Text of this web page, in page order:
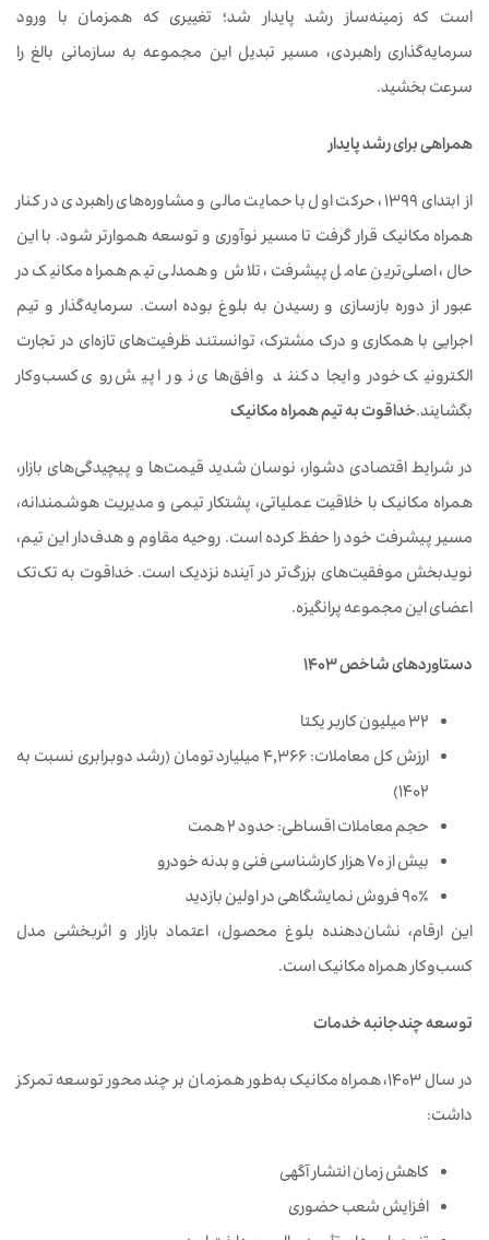
است که زمینه‌ساز رشد پایدار شد؛ تغییری که همزمان با ورود
سرمایه‌گذاری راهبردی، مسیر تبدیل این مجموعه به سازمانی بالغ را
سرعت بخشید.
همراهی برای رشد پایدار
از ابتدای ۱۳۹۹، حرکت اول با حمایت مالی و مشاوره‌های راهبردی در کنار
همراه مکانیک قرار گرفت تا مسیر نوآوری و توسعه هموارتر شود. با این
حال، اصلی‌ترین عامل پیشرفت، تلاش و همدلی تیم همراه مکانیک در
عبور از دوره بازسازی و رسیدن به بلوغ بوده است. سرمایه‌گذار و تیم
اجرایی با همکاری و درک مشترک، توانستند ظرفیت‌های تازه‌ای در تجارت
الکترونیک خودرو ایجاد کنند و افق‌های نو را پیش روی کسب‌وکار
بگشایند.خداقوت به تیم همراه مکانیک
در شرایط اقتصادی دشوار، نوسان شدید قیمت‌ها و پیچیدگی‌های بازار،
همراه مکانیک با خلاقیت عملیاتی، پشتکار تیمی و مدیریت هوشمندانه،
مسیر پیشرفت خود را حفظ کرده است. روحیه مقاوم و هدف‌دار این تیم،
نویدبخش موفقیت‌های بزرگ‌تر در آینده نزدیک است. خداقوت به تک‌تک
اعضای این مجموعه پرانگیزه.
دستاوردهای شاخص ۱۴۰۳
۳۲ میلیون کاربر یکتا
ارزش کل معاملات: ۴,۳۶۶ میلیارد تومان (رشد دوبرابری نسبت به
۱۴۰۲)
حجم معاملات اقساطی: حدود ۲ همت
بیش از ۷۰ هزار کارشناسی فنی و بدنه خودرو
۹۰٪ فروش نمایشگاهی در اولین بازدید
این ارقام، نشان‌دهنده بلوغ محصول، اعتماد بازار و اثربخشی مدل
کسب‌وکار همراه مکانیک است.
توسعه چندجانبه خدمات
در سال ۱۴۰۳، همراه مکانیک به‌طور همزمان بر چند محور توسعه تمرکز
داشت:
کاهش زمان انتشار آگهی
افزایش شعب حضوری